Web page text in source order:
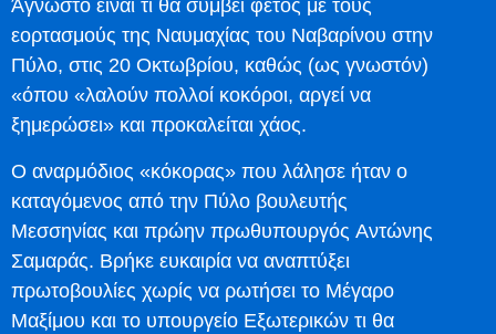
Άγνωστο είναι τι θα συμβεί φέτος με τους
εορτασμούς της Ναυμαχίας του Ναβαρίνου στην
Πύλο, στις 20 Οκτωβρίου, καθώς (ως γνωστόν)
«όπου «λαλούν πολλοί κοκόροι, αργεί να
ξημερώσει» και προκαλείται χάος.
Ο αναρμόδιος «κόκορας» που λάλησε ήταν ο
καταγόμενος από την Πύλο βουλευτής
Μεσσηνίας και πρώην πρωθυπουργός Αντώνης
Σαμαράς. Βρήκε ευκαιρία να αναπτύξει
πρωτοβουλίες χωρίς να ρωτήσει το Μέγαρο
Μαξίμου και το υπουργείο Εξωτερικών τι θα